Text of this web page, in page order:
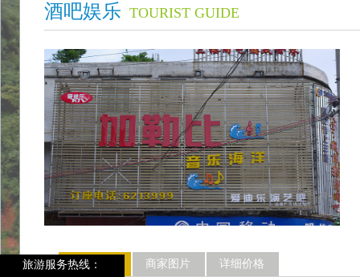
酒吧娱乐 TOURIST GUIDE
商家介绍 商家图片 详细价格
旅游服务热线：